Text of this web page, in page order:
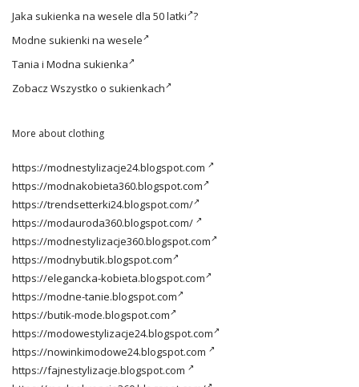
Jaka sukienka na wesele dla 50 latki ?
Modne sukienki na wesele
Tania i Modna sukienka
Zobacz Wszystko o sukienkach
More about clothing
https://modnestylizacje24.blogspot.com
https://modnakobieta360.blogspot.com
https://trendsetterki24.blogspot.com/
https://modauroda360.blogspot.com/
https://modnestylizacje360.blogspot.com
https://modnybutik.blogspot.com
https://elegancka-kobieta.blogspot.com
https://modne-tanie.blogspot.com
https://butik-mode.blogspot.com
https://modowestylizacje24.blogspot.com
https://nowinkimodowe24.blogspot.com
https://fajnestylizacje.blogspot.com